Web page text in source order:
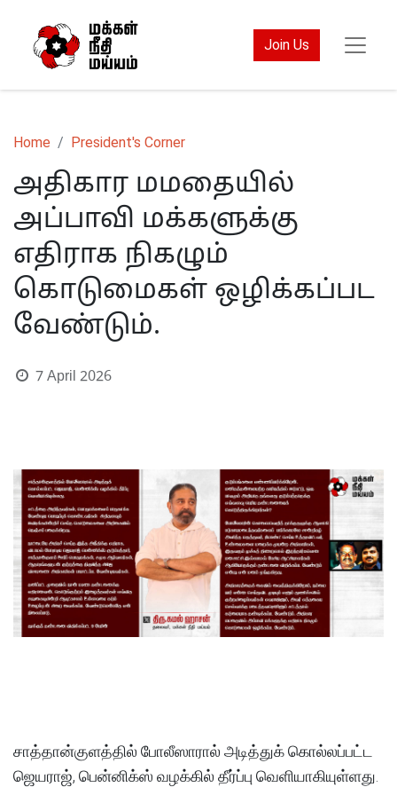
Join Us
Home President's Corner
அதிகார மமதையில்
அப்பாவி மக்களுக்கு
எதிராக நிகழும்
கொடுமைகள் ஒழிக்கப்பட
வேண்டும்.
7 April 2026
சாத்தான்குளத்தில் போலீஸாரால் அடித்துக் கொல்லப்பட்ட
ஜெயராஜ், பென்னிக்ஸ் வழக்கில் தீர்ப்பு வெளியாகியுள்ளது.